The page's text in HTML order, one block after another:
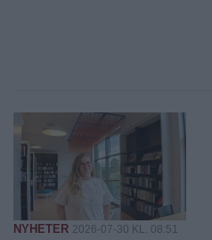
NYHETER 2026-07-30 KL. 08:51